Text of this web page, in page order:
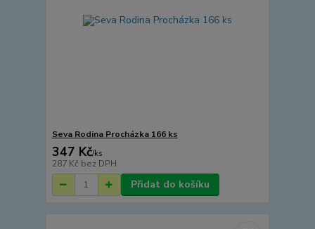
Seva Rodina Procházka 166 ks
347 Kč/ks
287 Kč bez DPH
Přidat do košíku